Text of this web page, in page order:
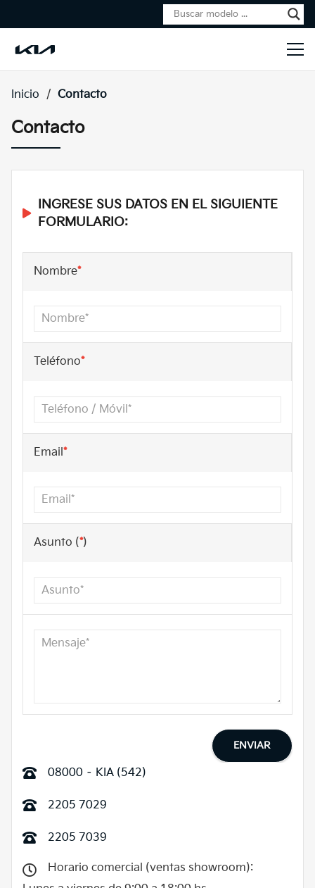
Inicio / Contacto
Contacto
INGRESE SUS DATOS EN EL SIGUIENTE
FORMULARIO:
Nombre*
Teléfono*
Email *
Asunto (*)
08000 – KIA (542)
2205 7029
2205 7039
Horario comercial (ventas showroom):